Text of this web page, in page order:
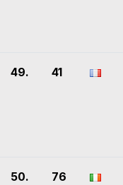
49. 41
50. 76